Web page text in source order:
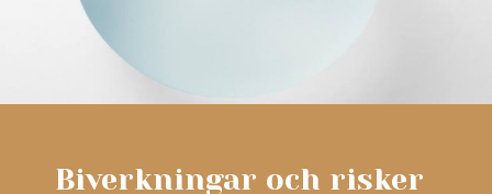
Biverkningar och risker